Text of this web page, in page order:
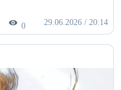
0 29.06.2026 / 20:14